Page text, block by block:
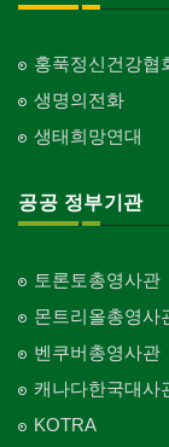
홍푹정신건강협
생명의전화
생태희망연대
공공 정부기관
토론토총영사관
몬트리올총영사
벤쿠버총영사관
캐나다한국대사
KOTRA